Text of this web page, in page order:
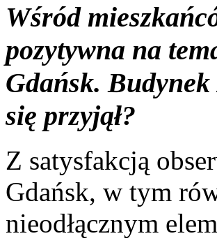
Wśród
pozytywna na
Gdańsk.
się przyjął?
Z satysfakcją
Gdańsk, w tym
nieodłącznym